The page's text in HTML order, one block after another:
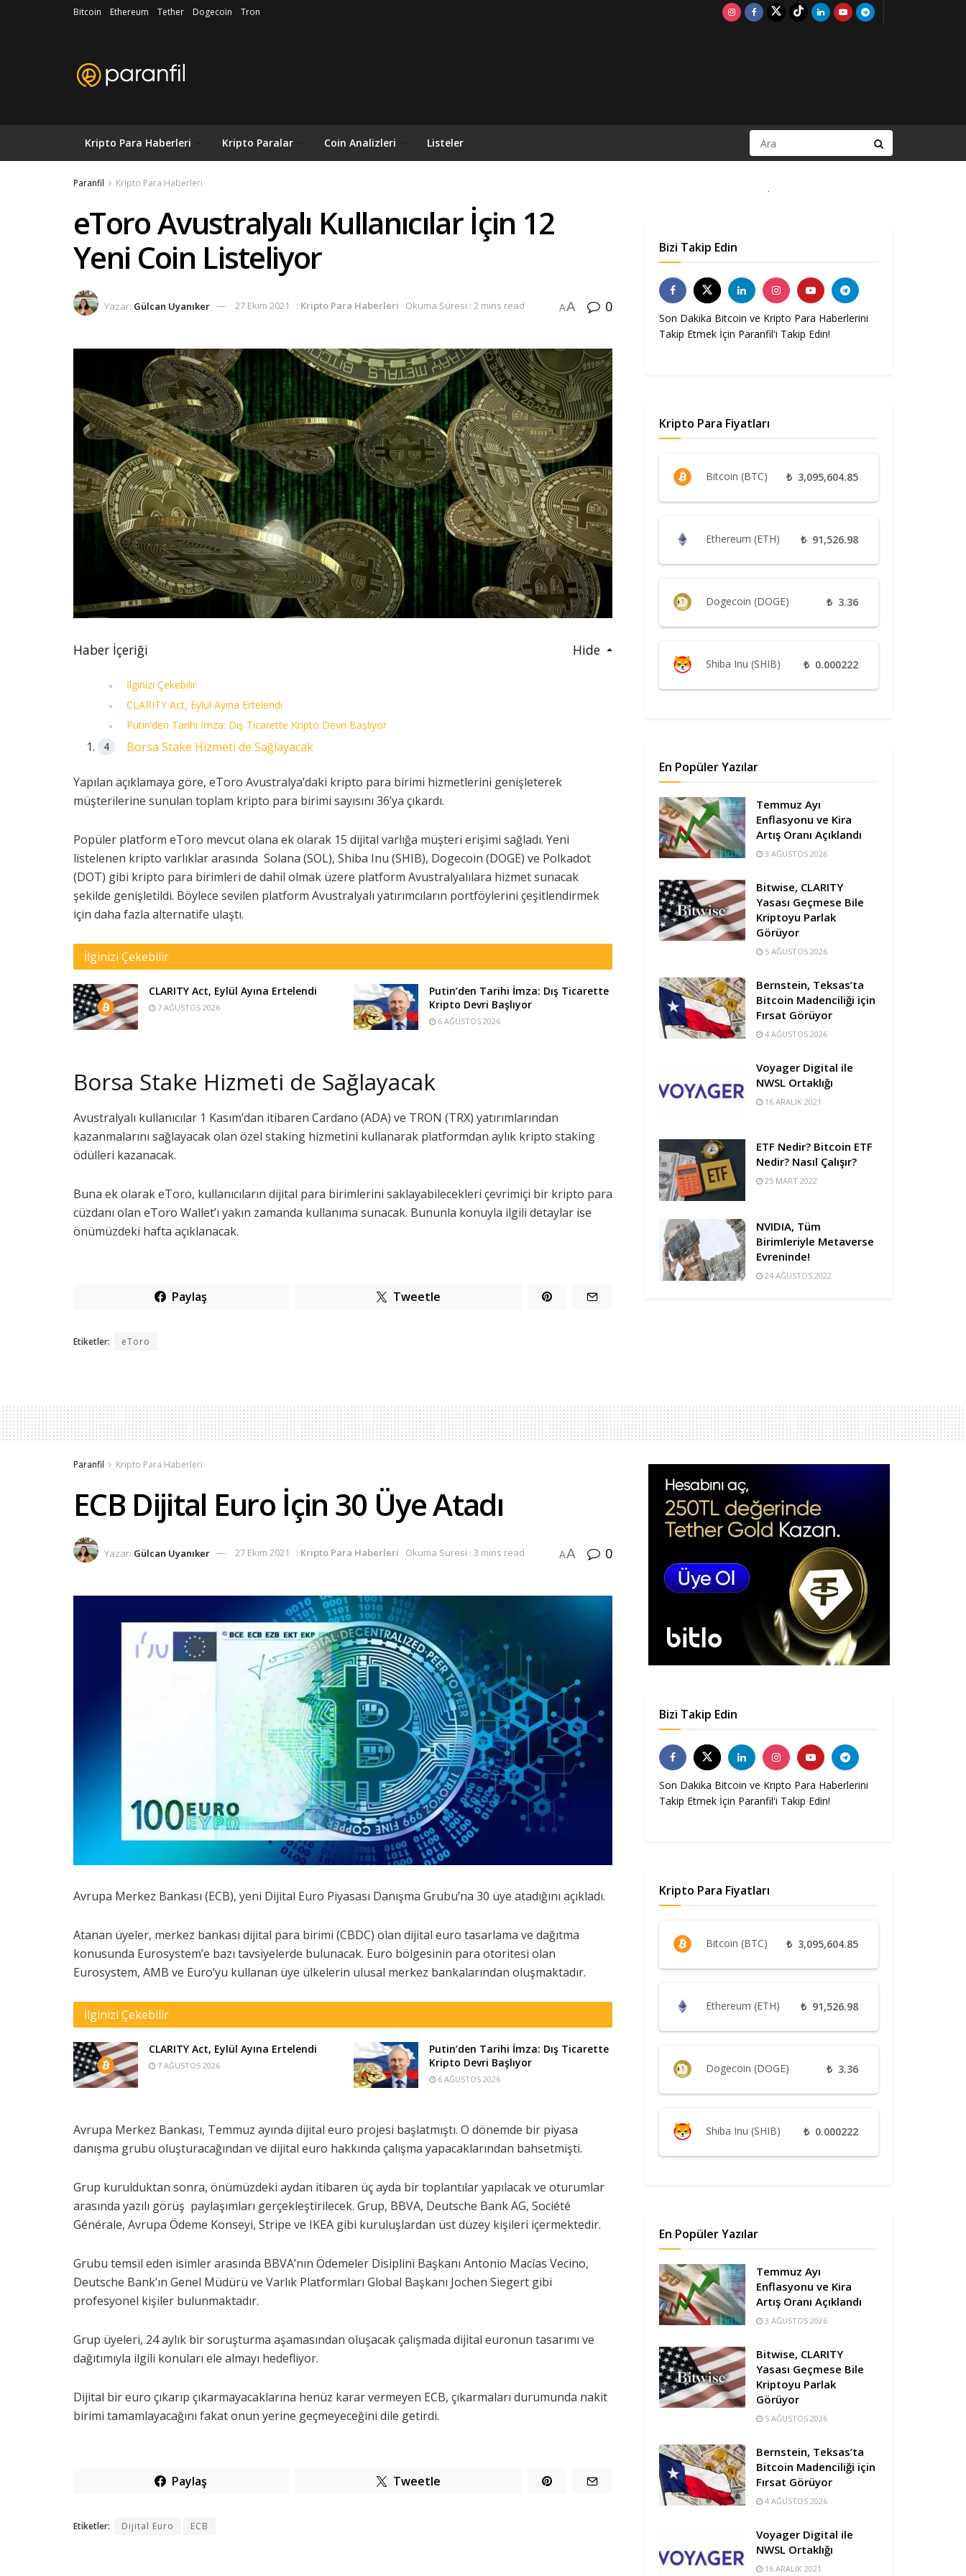
Bitcoin Ethereum Tether Dogecoin Tron
Kripto Para Haberleri Kripto Paralar Coin Analizleri Listeler
Paranfil Kripto Para Haberleri
eToro Avustralyalı Kullanıcılar İçin 12
Yeni Coin Listeliyor
Yazar: Gülcan Uyanıker 27 Ekim 2021 : Kripto Para Haberleri Okuma Süresi : 2 mins read AA 0
Haber İçeriği Hide
İlginizi Çekebilir
CLARITY Act, Eylül Ayına Ertelendi
Putin’den Tarihi İmza: Dış Ticarette Kripto Devri Başlıyor
Borsa Stake Hizmeti de Sağlayacak
Yapılan açıklamaya göre, eToro Avustralya’daki kripto para birimi hizmetlerini genişleterek
müşterilerine sunulan toplam kripto para birimi sayısını 36’ya çıkardı.
Popüler platform eToro mevcut olana ek olarak 15 dijital varlığa müşteri erişimi sağladı. Yeni
listelenen kripto varlıklar arasında Solana (SOL), Shiba Inu (SHIB), Dogecoin (DOGE) ve Polkadot
(DOT) gibi kripto para birimleri de dahil olmak üzere platform Avustralyalılara hizmet sunacak
şekilde genişletildi. Böylece sevilen platform Avustralyalı yatırımcıların portföylerini çeşitlendirmek
için daha fazla alternatife ulaştı.
İlginizi Çekebilir
CLARITY Act, Eylül Ayına Ertelendi
7 AĞUSTOS 2026
Putin’den Tarihi İmza: Dış Ticarette
Kripto Devri Başlıyor
6 AĞUSTOS 2026
Borsa Stake Hizmeti de Sağlayacak
Avustralyalı kullanıcılar 1 Kasım’dan itibaren Cardano (ADA) ve TRON (TRX) yatırımlarından
kazanmalarını sağlayacak olan özel staking hizmetini kullanarak platformdan aylık kripto staking
ödülleri kazanacak.
Buna ek olarak eToro, kullanıcıların dijital para birimlerini saklayabilecekleri çevrimiçi bir kripto para
cüzdanı olan eToro Wallet’ı yakın zamanda kullanıma sunacak. Bununla konuyla ilgili detaylar ise
önümüzdeki hafta açıklanacak.
Paylaş Tweetle
Etiketler: eToro
Bizi Takip Edin
Son Dakika Bitcoin ve Kripto Para Haberlerini
Takip Etmek İçin Paranfil'i Takip Edin!
Kripto Para Fiyatları
Bitcoin (BTC) ₺ 3,095,604.85
Ethereum (ETH) ₺ 91,526.98
Dogecoin (DOGE) ₺ 3.36
Shiba Inu (SHIB) ₺ 0.000222
En Popüler Yazılar
Temmuz Ayı
Enflasyonu ve Kira
Artış Oranı Açıklandı
3 AĞUSTOS 2026
Bitwise, CLARITY
Yasası Geçmese Bile
Kriptoyu Parlak
Görüyor
5 AĞUSTOS 2026
Bernstein, Teksas’ta
Bitcoin Madenciliği için
Fırsat Görüyor
4 AĞUSTOS 2026
Voyager Digital ile
NWSL Ortaklığı
16 ARALIK 2021
ETF Nedir? Bitcoin ETF
Nedir? Nasıl Çalışır?
25 MART 2022
NVIDIA, Tüm
Birimleriyle Metaverse
Evreninde!
24 AĞUSTOS 2022
Paranfil Kripto Para Haberleri
ECB Dijital Euro İçin 30 Üye Atadı
Yazar: Gülcan Uyanıker 27 Ekim 2021 : Kripto Para Haberleri Okuma Süresi : 3 mins read AA 0
Avrupa Merkez Bankası (ECB), yeni Dijital Euro Piyasası Danışma Grubu’na 30 üye atadığını açıkladı.
Atanan üyeler, merkez bankası dijital para birimi (CBDC) olan dijital euro tasarlama ve dağıtma
konusunda Eurosystem’e bazı tavsiyelerde bulunacak. Euro bölgesinin para otoritesi olan
Eurosystem, AMB ve Euro’yu kullanan üye ülkelerin ulusal merkez bankalarından oluşmaktadır.
İlginizi Çekebilir
CLARITY Act, Eylül Ayına Ertelendi
7 AĞUSTOS 2026
Putin’den Tarihi İmza: Dış Ticarette
Kripto Devri Başlıyor
6 AĞUSTOS 2026
Avrupa Merkez Bankası, Temmuz ayında dijital euro projesi başlatmıştı. O dönemde bir piyasa
danışma grubu oluşturacağından ve dijital euro hakkında çalışma yapacaklarından bahsetmişti.
Grup kurulduktan sonra, önümüzdeki aydan itibaren üç ayda bir toplantılar yapılacak ve oturumlar
arasında yazılı görüş paylaşımları gerçekleştirilecek. Grup, BBVA, Deutsche Bank AG, Société
Générale, Avrupa Ödeme Konseyi, Stripe ve IKEA gibi kuruluşlardan üst düzey kişileri içermektedir.
Grubu temsil eden isimler arasında BBVA’nın Ödemeler Disiplini Başkanı Antonio Macías Vecino,
Deutsche Bank’ın Genel Müdürü ve Varlık Platformları Global Başkanı Jochen Siegert gibi
profesyonel kişiler bulunmaktadır.
Grup üyeleri, 24 aylık bir soruşturma aşamasından oluşacak çalışmada dijital euronun tasarımı ve
dağıtımıyla ilgili konuları ele almayı hedefliyor.
Dijital bir euro çıkarıp çıkarmayacaklarına henüz karar vermeyen ECB, çıkarmaları durumunda nakit
birimi tamamlayacağını fakat onun yerine geçmeyeceğini dile getirdi.
Paylaş Tweetle
Etiketler: Dijital Euro ECB
Bizi Takip Edin
Son Dakika Bitcoin ve Kripto Para Haberlerini
Takip Etmek İçin Paranfil'i Takip Edin!
Kripto Para Fiyatları
Bitcoin (BTC) ₺ 3,095,604.85
Ethereum (ETH) ₺ 91,526.98
Dogecoin (DOGE) ₺ 3.36
Shiba Inu (SHIB) ₺ 0.000222
En Popüler Yazılar
Temmuz Ayı
Enflasyonu ve Kira
Artış Oranı Açıklandı
3 AĞUSTOS 2026
Bitwise, CLARITY
Yasası Geçmese Bile
Kriptoyu Parlak
Görüyor
5 AĞUSTOS 2026
Bernstein, Teksas’ta
Bitcoin Madenciliği için
Fırsat Görüyor
4 AĞUSTOS 2026
Voyager Digital ile
NWSL Ortaklığı
16 ARALIK 2021